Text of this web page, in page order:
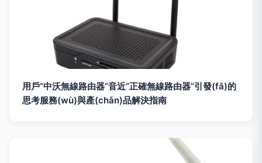
用戶“中沃無線路由器”音近“正確無線路由器”引發(fā)的
思考服務(wù)與產(chǎn)品解決指南